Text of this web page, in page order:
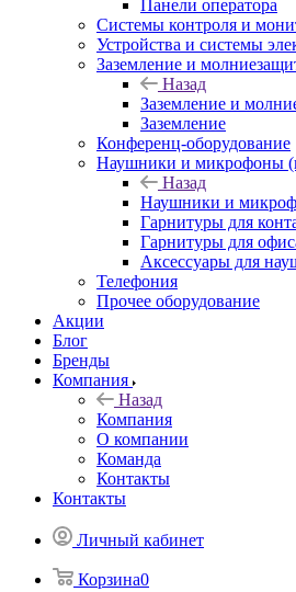
Панели оператора
Системы контроля и
Устройства и системы
Заземление и
Назад
Заземление и
Заземление
Конференц-оборудование
Наушники и микрофоны
Назад
Наушники и
Гарнитуры для
Гарнитуры для
Аксессуары для
Телефония
Прочее оборудование
Акции
Блог
Бренды
Компания
Назад
Компания
О компании
Команда
Контакты
Контакты
Личный кабинет
Корзина0